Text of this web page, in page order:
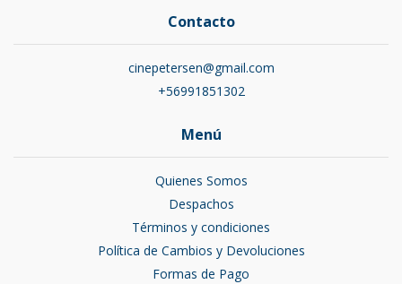
Contacto
cinepetersen@gmail.com
+56991851302
Menú
Quienes Somos
Despachos
Términos y condiciones
Política de Cambios y Devoluciones
Formas de Pago